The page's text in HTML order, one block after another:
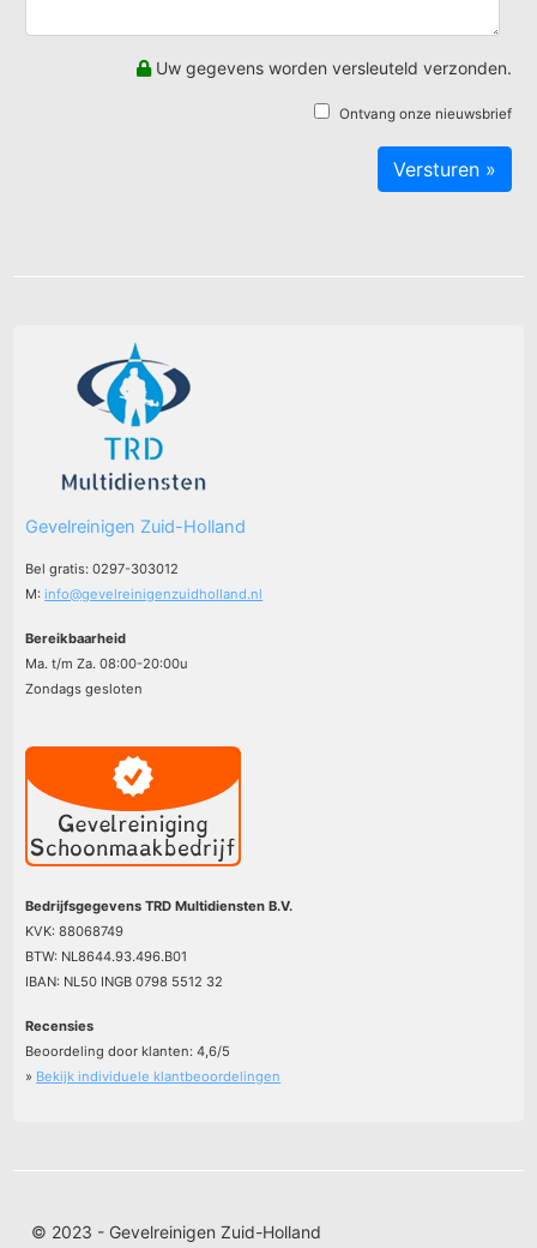
Uw gegevens worden versleuteld verzonden.
Ontvang onze nieuwsbrief
Gevelreinigen Zuid-Holland
Bel gratis: 0297-303012
M:info@gevelreinigenzuidholland.nl
Bereikbaarheid
Ma. t/m Za. 08:00-20:00u
Zondags gesloten
Bedrijfsgegevens TRD Multidiensten B.V.
KVK: 88068749
BTW: NL8644.93.496.B01
IBAN: NL50 INGB 0798 5512 32
Recensies
Beoordeling door klanten:4,6/5
» Bekijk individuele klantbeoordelingen
© 2023 - Gevelreinigen Zuid-Holland